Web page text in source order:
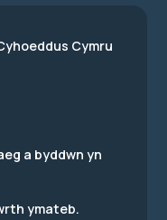
Cymru
a byddwn yn
ymateb.